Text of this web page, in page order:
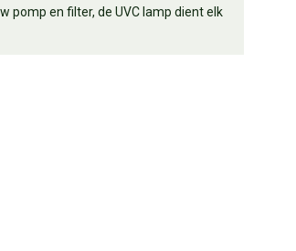
pomp en filter, de UVC lamp dient elk